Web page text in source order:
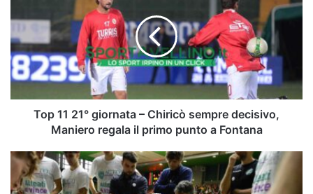
giornata
–
Chiricò
sempre
decisivo,
Maniero
regala
punto
Fontana
Top 11 21° giornata – Chiricò sempre decisivo,
Maniero regala il primo punto a Fontana
Pescara
Avellino,